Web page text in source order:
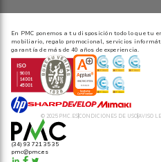
En PMC ponemos a tu disposición todo lo que tu
mobiliario, regalo promocional, servicios
garantía de más de 40 años de experiencia.
© 2025 PMC.ESCONDICIONES DE USO AVISO
(34) 93 721 35 35
pmc@pmc.es